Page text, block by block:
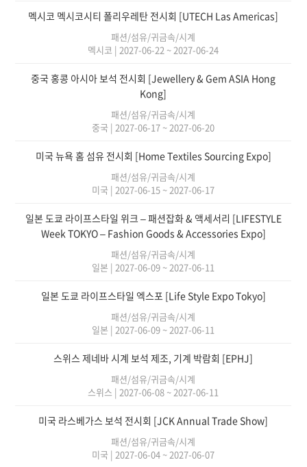
멕시코 멕시코시티 폴리우레탄 전시회 [UTECH Las Americas]
패션/섬유/귀금속/시계
멕시코 | 2027-06-22 ~ 2027-06-24
중국 홍콩 아시아 보석 전시회 [Jewellery & Gem ASIA Hong
Kong]
패션/섬유/귀금속/시계
중국 | 2027-06-17 ~ 2027-06-20
미국 뉴욕 홈 섬유 전시회 [Home Textiles Sourcing Expo]
패션/섬유/귀금속/시계
미국 | 2027-06-15 ~ 2027-06-17
일본 도쿄 라이프스타일 위크 – 패션잡화 & 액세서리 [LIFESTYLE
Week TOKYO – Fashion Goods & Accessories Expo]
패션/섬유/귀금속/시계
일본 | 2027-06-09 ~ 2027-06-11
일본 도쿄 라이프스타일 엑스포 [Life Style Expo Tokyo]
패션/섬유/귀금속/시계
일본 | 2027-06-09 ~ 2027-06-11
스위스 제네바 시계 보석 제조, 기계 박람회 [EPHJ]
패션/섬유/귀금속/시계
스위스 | 2027-06-08 ~ 2027-06-11
미국 라스베가스 보석 전시회 [JCK Annual Trade Show]
패션/섬유/귀금속/시계
미국 | 2027-06-04 ~ 2027-06-07